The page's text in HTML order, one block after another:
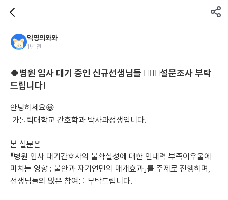
익명의와와
1년 전
🍀병원 입사 대기 중인 신규선생님들 👩‍❤️‍👩설문조사 부탁
드립니다!
안녕하세요😀
가톨릭대학교 간호학과 박사과정생입니다.
본 설문은
『병원 입사 대기간호사의 불확실성에 대한 인내력 부족이우울에
미치는 영향 : 불안과 자기연민의 매개효과』를 주제로 진행하며,
선생님들의 많은 참여를 부탁드립니다.